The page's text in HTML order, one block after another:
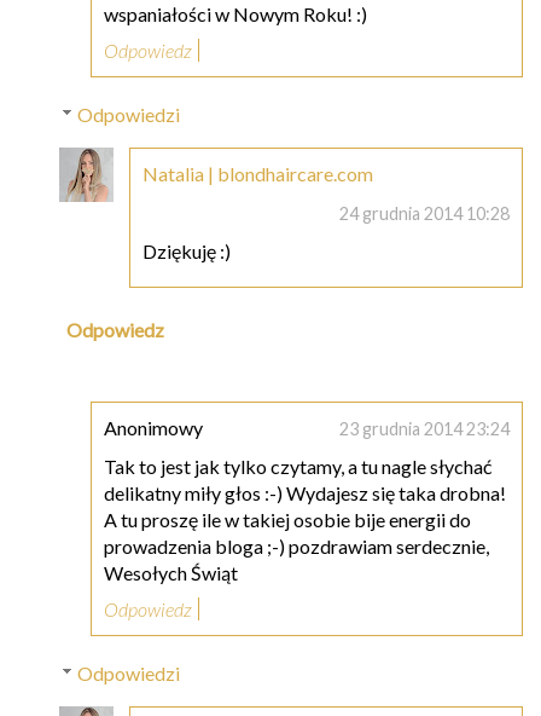
wspaniałości w Nowym Roku! :)
Odpowiedz
Odpowiedzi
Natalia | blondhaircare.com
24 grudnia 2014 10:28
Dziękuję :)
Odpowiedz
Anonimowy 23 grudnia 2014 23:24
Tak to jest jak tylko czytamy, a tu nagle słychać
delikatny miły głos :-) Wydajesz się taka drobna!
A tu proszę ile w takiej osobie bije energii do
prowadzenia bloga ;-) pozdrawiam serdecznie,
Wesołych Świąt
Odpowiedz
Odpowiedzi